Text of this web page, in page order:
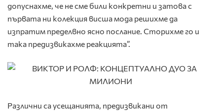
допуснахме, че не сме били конкретни и затова с
първата ни колекция висша мода решихме да
изпратим пределвно ясно послание. Сторихме го и
така предизвикахме реакцията”.
Различни са усещанията, предизвикани от